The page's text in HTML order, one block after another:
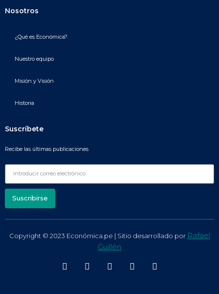
Nosotros
¿Qué es Económica?
Nuestro equipo
Misión y Visión
Historia
Suscríbete
Recibe las últimas publicaciones
Suscribirse
Copyright © 2023 Económica.pe | Sitio desarrollado por Rafael
Guillén